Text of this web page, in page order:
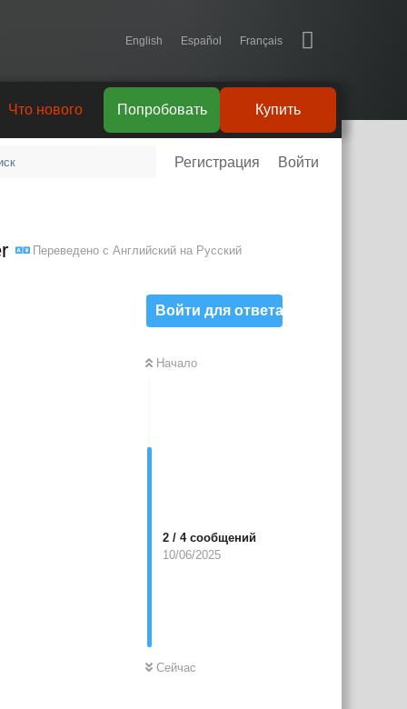
English Español Français
Купить
Попробовать
Что нового
Регистрация Войти
Переведено с Английский на Русский
Войти для ответа
Начало
2 / 4сообщений
10/06/2025
Сейчас